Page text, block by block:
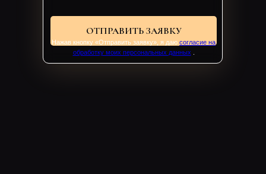
ОТПРАВИТЬ ЗАЯВКУ
Нажав кнопку «Отправить заявку», я даю согласие на
обработку моих персональных данных